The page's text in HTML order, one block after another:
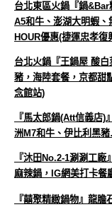
台北東區火鍋『鍋
A5和牛、澎湖大明蝦
HOUR優惠(捷運忠孝復
台北火鍋『王鍋屋 酸
豬，海陸套餐，京都甜
念館站)
『馬太郎鍋(Att信義店
洲M7和牛、伊比利黑
『沐田No.2-1涮涮工
麻辣鍋，IG網美打卡餐
『囍聚精緻鍋物』龍